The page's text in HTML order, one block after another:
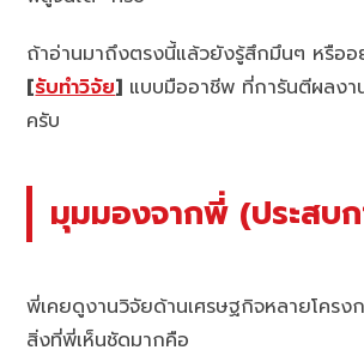
ถ้าอ่านมาถึงตรงนี้แล้วยังรู้สึกมึนๆ หรือ
[รับทำวิจัย] แบบมืออาชีพ ที่การันตีผลงา
ครับ
มุมมองจากพี่ (ประสบ
พี่เคยดูงานวิจัยด้านเศรษฐกิจหลายโครง
สิ่งที่พี่เห็นชัดมากคือ